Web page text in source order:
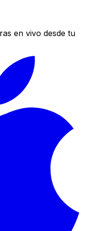
en vivo desde tu